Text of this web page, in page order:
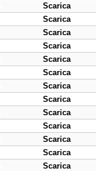
Scarica
Scarica
Scarica
Scarica
Scarica
Scarica
Scarica
Scarica
Scarica
Scarica
Scarica
Scarica
Scarica